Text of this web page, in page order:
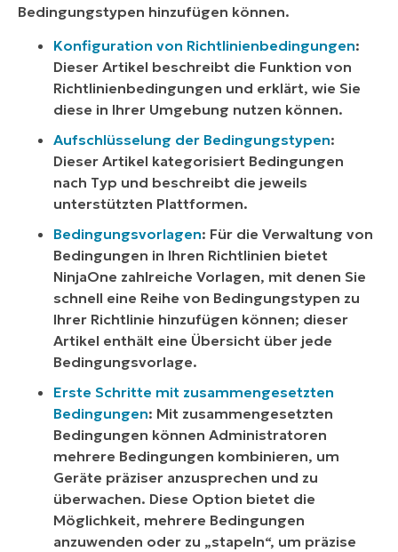
Bedingungstypen hinzufügen können.
Konfiguration von Richtlinienbedingungen:
Dieser Artikel beschreibt die Funktion von
Richtlinienbedingungen und erklärt, wie Sie
diese in Ihrer Umgebung nutzen können.
Aufschlüsselung der Bedingungstypen:
Dieser Artikel kategorisiert Bedingungen
nach Typ und beschreibt die jeweils
unterstützten Plattformen.
Bedingungsvorlagen: Für die Verwaltung von
Bedingungen in Ihren Richtlinien bietet
NinjaOne zahlreiche Vorlagen, mit denen Sie
schnell eine Reihe von Bedingungstypen zu
Ihrer Richtlinie hinzufügen können; dieser
Artikel enthält eine Übersicht über jede
Bedingungsvorlage.
Erste Schritte mit zusammengesetzten
Bedingungen: Mit zusammengesetzten
Bedingungen können Administratoren
mehrere Bedingungen kombinieren, um
Geräte präziser anzusprechen und zu
überwachen. Diese Option bietet die
Möglichkeit, mehrere Bedingungen
anzuwenden oder zu „stapeln“, um präzise